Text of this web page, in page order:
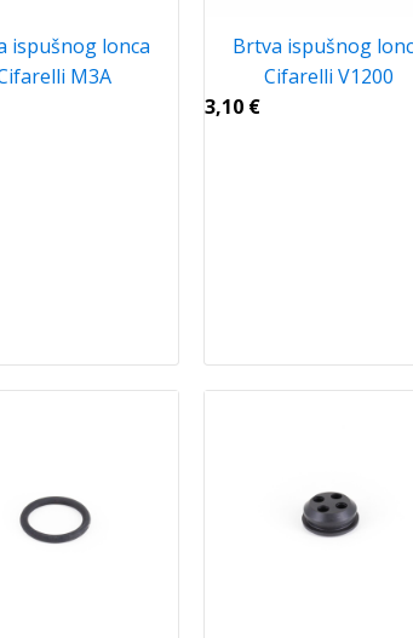
ispušnog lonca
M3A
Brtva ispušnog
Cifarelli V1200
3,10 €